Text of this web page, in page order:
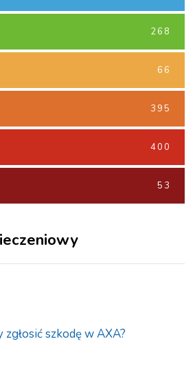
268
66
395
400
53
szkodę w AXA?